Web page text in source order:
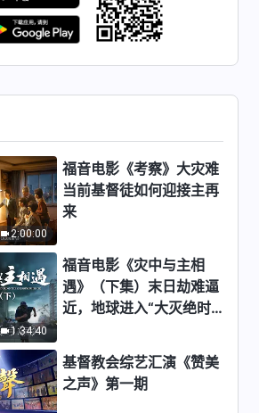
每日神话 - 神显现作工系列 选段
59
60
每日神话 - 神显现作工系列 选段
61
每日神话 - 神显现作工系列 选段
62
每日神话 - 神显现作工系列 选段
2:00:00
福音电影《考察》大灾难
当前基督徒如何迎接主再
来
1:34:40
福音电影《灾中与主相
遇》（下集）末日劫难逼
近，地球进入“大灭绝时
你准备好逃生了吗？
基督教会综艺汇演《赞美
之声》第一期